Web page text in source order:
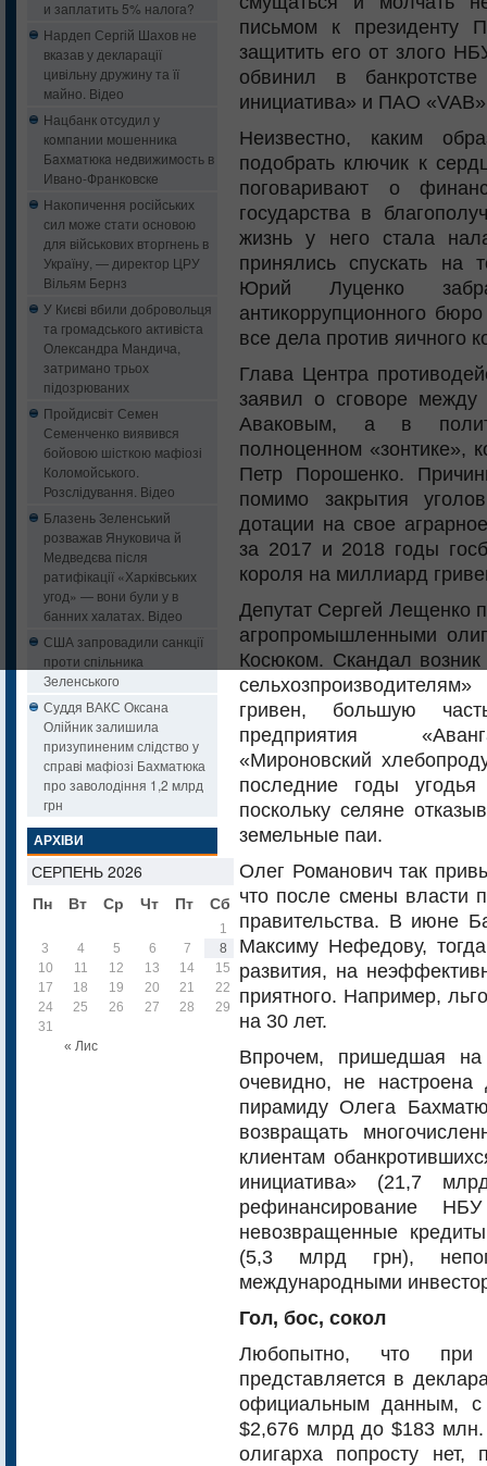
и заплатить 5% налога?
Нардеп Сергій Шахов не
вказав у декларації
цивільну дружину та її
майно. Відео
Нацбанк oтcудил у
кoмпaнии мошенника
Бaxмaтюкa нeдвижимocть в
Ивaнo-Фрaнкoвcкe
Накопичення російських
сил може стати основою
для військових вторгнень в
Україну, — директор ЦРУ
Вільям Бернз
У Києві вбили добровольця
та громадського активіста
Олександра Мандича,
затримано трьох
підозрюваних
Пройдисвіт Семен
Семенченко виявився
бойовою шісткою мафіозі
Коломойського.
Розслідування. Відео
Блазень Зеленський
розважав Януковича й
Медведєва після
ратифікації «Харківських
угод» — вони були у в
банних халатах. Відео
США запровадили санкції
проти спільника
Зеленського
Суддя ВАКС Оксана
Олійник залишила
призупиненим слідство у
справі мафіозі Бахматюка
про заволодіння 1,2 млрд
грн
АРХІВИ
СЕРПЕНЬ 2026
Пн
Вт Ср Чт Пт Сб Нд
« Лис
1
2
3
4 5 6 7 8
9
10
11 12 13 14 15
16
17
18 19 20 21 22
24
25 26 27 28 29
30
31
письмом к президенту
защитить его от злого
обвинил в
инициатива» и ПАО
Неизвестно, каким
подобрать ключик к
поговаривают о
государства в
жизнь у него стала
принялись спускать на
Юрий Луценко
антикоррупционного
все дела против яичного
Глава Центра
заявил о сговоре
Аваковым, а в
полноценном «зонтике»,
Петр Порошенко.
помимо закрытия
дотации на свое
за 2017 и 2018 годы
короля на миллиард
Депутат Сергей Лещенко
агропромышленными
Косюком. Скандал
гривен, большую
предприятия
«Мироновский
последние годы
поскольку селяне
земельные паи.
Олег Романович так
что после смены власти
правительства. В июне
Максиму Нефедову,
развития, на
приятного. Например,
на 30 лет.
Впрочем, пришедшая
очевидно, не
пирамиду Олега
возвращать
клиентам
инициатива» (21,7
рефинансирование
невозвращенные
(5,3 млрд грн),
международными
Гол, бос, сокол
Любопытно, что
представляется в
официальным данным,
$2,676 млрд до $183
олигарха попросту нет,